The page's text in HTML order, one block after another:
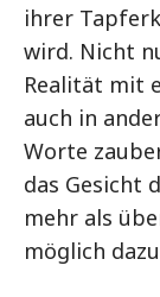
ihrer
wird. Nicht
Realität mit
auch in
Worte
das Gesicht
mehr als
möglich